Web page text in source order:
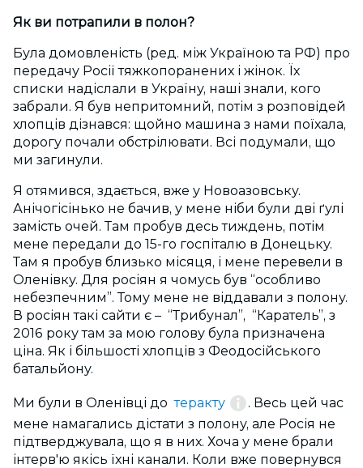
Як ви потрапили в полон?
Була домовленість (ред. між Україною та РФ) про
передачу Росії тяжкопоранених і жінок. Їх
списки надіслали в Україну, наші знали, кого
забрали. Я був непритомний, потім з розповідей
хлопців дізнався: щойно машина з нами поїхала,
дорогу почали обстрілювати. Всі подумали, що
ми загинули.
Я отямився, здається, вже у Новоазовську.
Анічогісінько не бачив, у мене ніби були дві ґулі
замість очей. Там пробув десь тиждень, потім
мене передали до 15-го госпіталю в Донецьку.
Там я пробув близько місяця, і мене перевели в
Оленівку. Для росіян я чомусь був “особливо
небезпечним”. Тому мене не віддавали з полону.
В росіян такі сайти є – “Трибунал”, “Каратель”, з
2016 року там за мою голову була призначена
ціна. Як і більшості хлопців з Феодосійського
батальйону.
Ми були в Оленівці до теракту
. Весь цей час
мене намагались дістати з полону, але Росія не
підтверджувала, що я в них. Хоча у мене брали
інтерв'ю якісь їхні канали. Коли вже повернувся